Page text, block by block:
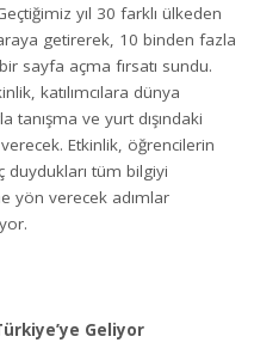
yıl 30 farklı ülkeden
getirerek, 10 binden fazla
sayfa açma fırsatı sundu.
katılımcılara dünya
tanışma ve yurt dışındaki
Etkinlik, öğrencilerin
duydukları tüm bilgiyi
yön verecek adımlar
Geliyor